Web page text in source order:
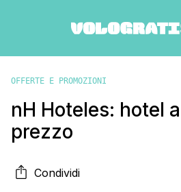
OFFERTE E PROMOZIONI
nH Hoteles: hotel
prezzo
Condividi